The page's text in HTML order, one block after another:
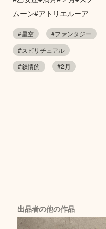
ムーン#アトリエルーア
#星空
#ファンタジー
#スピリチュアル
#叙情的
#2月
出品者の他の作品